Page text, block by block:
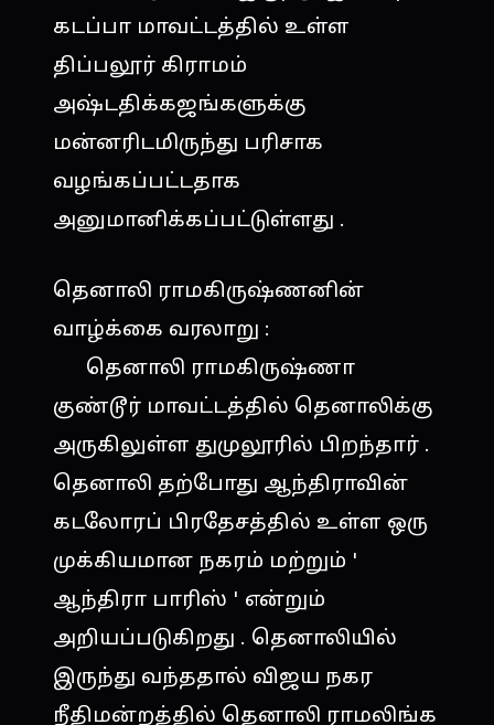
கடப்பா மாவட்டத்தில் உள்ள
திப்பலூர் கிராமம்
அஷ்டதிக்கஜங்களுக்கு
மன்னரிடமிருந்து பரிசாக
வழங்கப்பட்டதாக
அனுமானிக்கப்பட்டுள்ளது .
தெனாலி ராமகிருஷ்ணனின்
வாழ்க்கை வரலாறு :
தெனாலி ராமகிருஷ்ணா
குண்டூர் மாவட்டத்தில் தெனாலிக்கு
அருகிலுள்ள துமுலூரில் பிறந்தார் .
தெனாலி தற்போது ஆந்திராவின்
கடலோரப் பிரதேசத்தில் உள்ள ஒரு
முக்கியமான நகரம் மற்றும் '
ஆந்திரா பாரிஸ் ' என்றும்
அறியப்படுகிறது . தெனாலியில்
இருந்து வந்ததால் விஜய நகர
நீதிமன்றத்தில் தெனாலி ராமலிங்க